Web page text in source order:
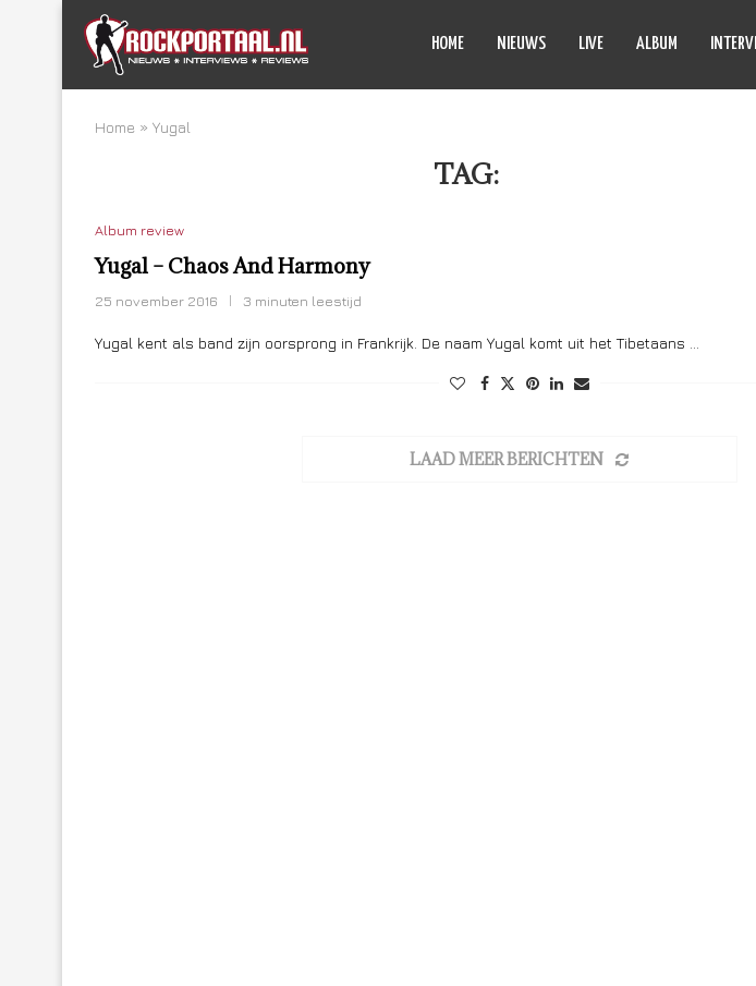
HOME NIEUWS LIVE ALBUM
Home » Yugal
TAG:
Album review
Yugal – Chaos And Harmony
25 november 2016 3 minuten leestijd
Yugal kent als band zijn oorsprong in Frankrijk. De naam Yugal komt uit het Tibetaans …
LAAD MEER BERICHTEN